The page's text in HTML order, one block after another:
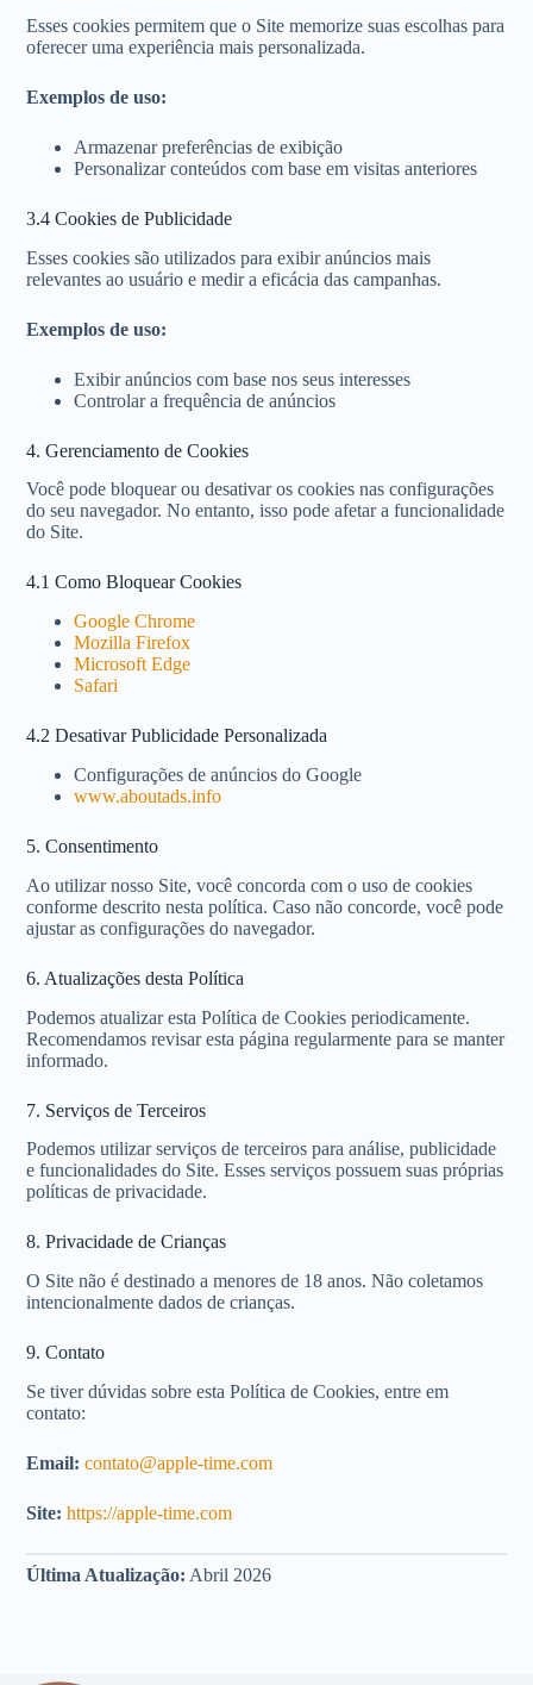
Esses cookies permitem que o Site memorize suas escolhas para
oferecer uma experiência mais personalizada.
Exemplos de uso:
Armazenar preferências de exibição
Personalizar conteúdos com base em visitas anteriores
3.4 Cookies de Publicidade
Esses cookies são utilizados para exibir anúncios mais
relevantes ao usuário e medir a eficácia das campanhas.
Exemplos de uso:
Exibir anúncios com base nos seus interesses
Controlar a frequência de anúncios
4. Gerenciamento de Cookies
Você pode bloquear ou desativar os cookies nas configurações
do seu navegador. No entanto, isso pode afetar a funcionalidade
do Site.
4.1 Como Bloquear Cookies
Google Chrome
Mozilla Firefox
Microsoft Edge
Safari
4.2 Desativar Publicidade Personalizada
Configurações de anúncios do Google
www.aboutads.info
5. Consentimento
Ao utilizar nosso Site, você concorda com o uso de cookies
conforme descrito nesta política. Caso não concorde, você pode
ajustar as configurações do navegador.
6. Atualizações desta Política
Podemos atualizar esta Política de Cookies periodicamente.
Recomendamos revisar esta página regularmente para se manter
informado.
7. Serviços de Terceiros
Podemos utilizar serviços de terceiros para análise, publicidade
e funcionalidades do Site. Esses serviços possuem suas próprias
políticas de privacidade.
8. Privacidade de Crianças
O Site não é destinado a menores de 18 anos. Não coletamos
intencionalmente dados de crianças.
9. Contato
Se tiver dúvidas sobre esta Política de Cookies, entre em
contato:
Email: contato@apple-time.com
Site: https://apple-time.com
Última Atualização: Abril 2026